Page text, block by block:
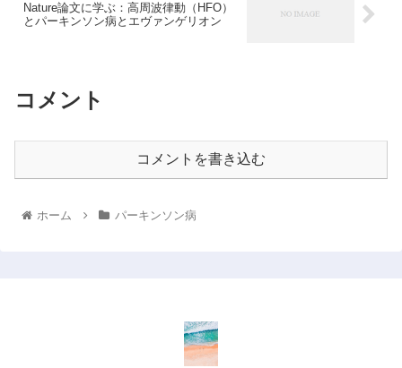
Nature論文に学ぶ：高周波律動（HFO）
とパーキンソン病とエヴァンゲリオン
コメント
コメントを書き込む
ホーム パーキンソン病